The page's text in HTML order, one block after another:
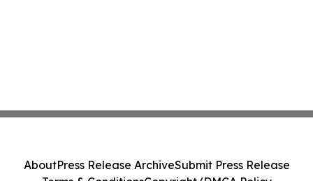
AboutPress Release ArchiveSubmit Press Release